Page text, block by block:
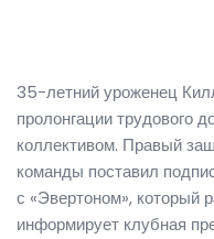
35-летний уроженец
пролонгации трудового
коллективом. Правый
команды поставил
с «Эвертоном», который
информирует клубная